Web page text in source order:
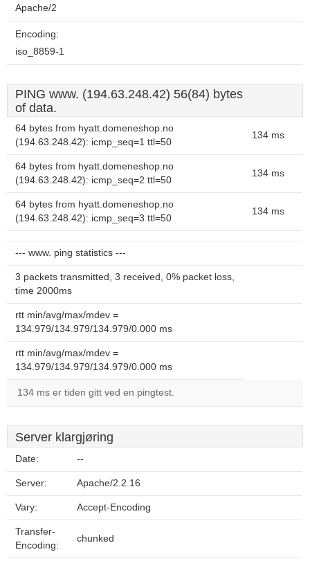
Apache/2
Encoding:
iso_8859-1
PING www. (194.63.248.42) 56(84) bytes
of data.
64 bytes from hyatt.domeneshop.no
(194.63.248.42): icmp_seq=1 ttl=50
134 ms
64 bytes from hyatt.domeneshop.no
(194.63.248.42): icmp_seq=2 ttl=50
134 ms
64 bytes from hyatt.domeneshop.no
(194.63.248.42): icmp_seq=3 ttl=50
134 ms
--- www. ping statistics ---
3 packets transmitted, 3 received, 0% packet loss,
time 2000ms
rtt min/avg/max/mdev =
134.979/134.979/134.979/0.000 ms
rtt min/avg/max/mdev =
134.979/134.979/134.979/0.000 ms
134 ms er tiden gitt ved en pingtest.
Server klargjøring
Date: --
Server: Apache/2.2.16
Vary: Accept-Encoding
Transfer-
Encoding:
chunked